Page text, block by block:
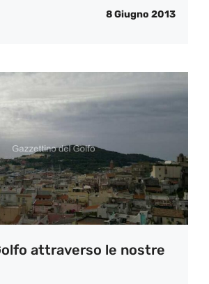
8 Giugno 2013
attraverso le nostre